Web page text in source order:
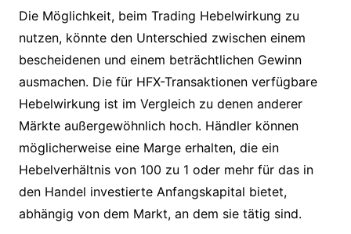
Die Möglichkeit, beim Trading Hebelwirkung zu
nutzen, könnte den Unterschied zwischen einem
bescheidenen und einem beträchtlichen Gewinn
ausmachen. Die für HFX-Transaktionen verfügbare
Hebelwirkung ist im Vergleich zu denen anderer
Märkte außergewöhnlich hoch. Händler können
möglicherweise eine Marge erhalten, die ein
Hebelverhältnis von 100 zu 1 oder mehr für das in
den Handel investierte Anfangskapital bietet,
abhängig von dem Markt, an dem sie tätig sind.